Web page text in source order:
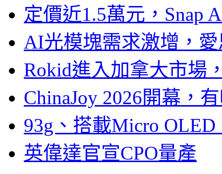
定價近1.5萬元，Snap
AI光模塊需求激增，
Rokid進入加拿大市場
ChinaJoy 2026開幕，
93g、搭載Micro
英偉達官宣CPO量產